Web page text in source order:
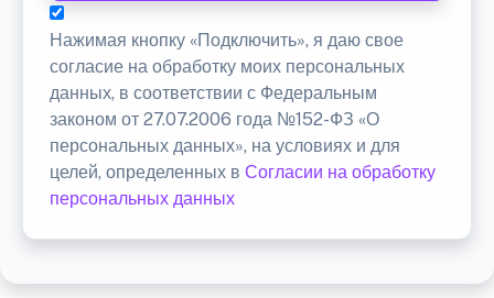
Нажимая кнопку «Подключить», я даю свое
согласие на обработку моих персональных
данных, в соответствии с Федеральным
законом от 27.07.2006 года №152-ФЗ «О
персональных данных», на условиях и для
целей, определенных в Согласии на обработку
персональных данных